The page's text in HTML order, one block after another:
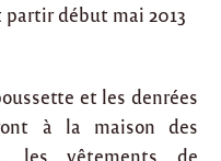
début mai 2013
et les denrées
à la maison des
les vêtements de